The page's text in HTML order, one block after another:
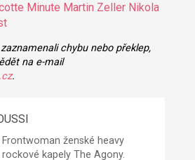
Minute Martin Zeller Nikola
chybu nebo překlep,
na e-mail
.
Frontwoman ženské heavy
rockové kapely The Agony.